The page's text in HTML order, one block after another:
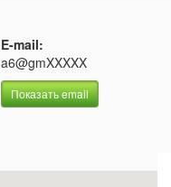
E-mail:
a6@gmXXXXX
Показать email